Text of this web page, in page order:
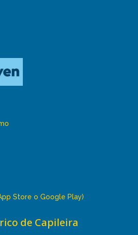
Store o Google Play)
de Capileira